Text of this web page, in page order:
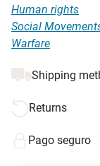
Human rights
Social
Warfare
Shipping
Returns
Pago seguro